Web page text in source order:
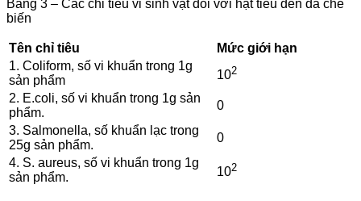
Bảng 3 – Các chỉ tiêu vi sinh vật đối với hạt tiêu đen đã chế
biến
Tên chỉ tiêu
Mức giới hạn
1. Coliform, số vi khuẩn trong 1g
sản phẩm
102
2. E.coli, số vi khuẩn trong 1g sản
phẩm.
0
3. Salmonella, số khuẩn lạc trong
25g sản phẩm.
0
4. S. aureus, số vi khuẩn trong 1g
sản phẩm.
102